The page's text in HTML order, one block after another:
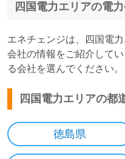
四国電力エリアの電
エネチェンジは、四国電
会社の情報をご紹介して
る会社を選んでください。
四国電力エリアの都
徳島県